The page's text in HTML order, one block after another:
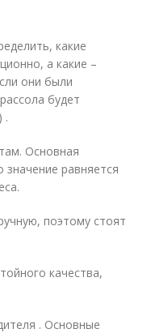
какие
а какие –
они были
будет
.
Основная
значение равняется
поэтому стоят
качества,
. Основные